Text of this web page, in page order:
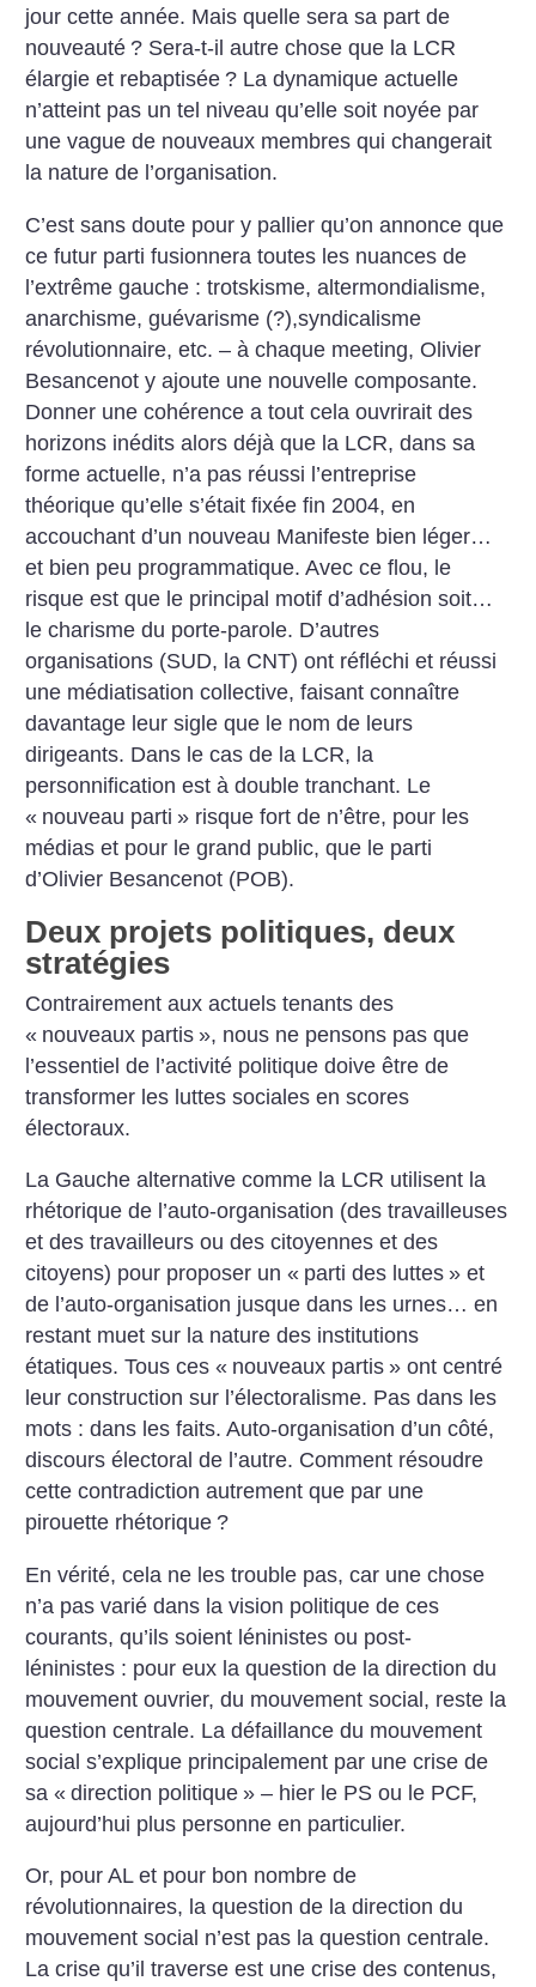
jour cette année. Mais quelle sera sa part de
nouveauté ? Sera-t-il autre chose que la LCR
élargie et rebaptisée ? La dynamique actuelle
n’atteint pas un tel niveau qu’elle soit noyée par
une vague de nouveaux membres qui changerait
la nature de l’organisation.
C’est sans doute pour y pallier qu’on annonce que
ce futur parti fusionnera toutes les nuances de
l’extrême gauche : trotskisme, altermondialisme,
anarchisme, guévarisme (?),syndicalisme
révolutionnaire, etc. – à chaque meeting, Olivier
Besancenot y ajoute une nouvelle composante.
Donner une cohérence a tout cela ouvrirait des
horizons inédits alors déjà que la LCR, dans sa
forme actuelle, n’a pas réussi l’entreprise
théorique qu’elle s’était fixée fin 2004, en
accouchant d’un nouveau Manifeste bien léger…
et bien peu programmatique. Avec ce flou, le
risque est que le principal motif d’adhésion soit…
le charisme du porte-parole. D’autres
organisations (SUD, la CNT) ont réfléchi et réussi
une médiatisation collective, faisant connaître
davantage leur sigle que le nom de leurs
dirigeants. Dans le cas de la LCR, la
personnification est à double tranchant. Le
« nouveau parti » risque fort de n’être, pour les
médias et pour le grand public, que le parti
d’Olivier Besancenot (POB).
Deux projets politiques, deux
stratégies
Contrairement aux actuels tenants des
« nouveaux partis », nous ne pensons pas que
l’essentiel de l’activité politique doive être de
transformer les luttes sociales en scores
électoraux.
La Gauche alternative comme la LCR utilisent la
rhétorique de l’auto-organisation (des travailleuses
et des travailleurs ou des citoyennes et des
citoyens) pour proposer un « parti des luttes » et
de l’auto-organisation jusque dans les urnes… en
restant muet sur la nature des institutions
étatiques. Tous ces « nouveaux partis » ont centré
leur construction sur l’électoralisme. Pas dans les
mots : dans les faits. Auto-organisation d’un côté,
discours électoral de l’autre. Comment résoudre
cette contradiction autrement que par une
pirouette rhétorique ?
En vérité, cela ne les trouble pas, car une chose
n’a pas varié dans la vision politique de ces
courants, qu’ils soient léninistes ou post-
léninistes : pour eux la question de la direction du
mouvement ouvrier, du mouvement social, reste la
question centrale. La défaillance du mouvement
social s’explique principalement par une crise de
sa « direction politique » – hier le PS ou le PCF,
aujourd’hui plus personne en particulier.
Or, pour AL et pour bon nombre de
révolutionnaires, la question de la direction du
mouvement social n’est pas la question centrale.
La crise qu’il traverse est une crise des contenus,